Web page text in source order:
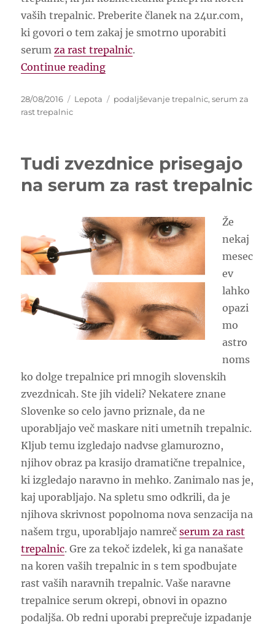
vaših trepalnic. Preberite članek na 24ur.com,
ki govori o tem zakaj je smotrno uporabiti
serumza rast trepalnic.
Continue reading“Ali je serum za rast trepalnic
Posted
on
28/08/2016 Categories
Lepota Tags
podaljševanje trepalnic,serum za
rast trepalnic
Tudi zvezdnice prisegajo
na serum za rast trepalnic
Že
nekaj
mesec
ev
lahko
opazi
mo
astro
noms
ko dolge trepalnice pri mnogih slovenskih
zvezdnicah. Ste jih videli? Nekatere znane
Slovenke so celo javno priznale, da ne
uporabljajo več maskare niti umetnih trepalnic.
Kljub temu izgledajo nadvse glamurozno,
njihov obraz pa krasijo dramatične trepalnice,
ki izgledajo naravno in mehko. Zanimalo nas je,
kaj uporabljajo. Na spletu smo odkrili, da je
njihova skrivnost popolnoma nova senzacija na
našem trgu, uporabljajo namrečserum za rast
trepalnic. Gre za tekoč izdelek, ki ga nanašate
na koren vaših trepalnic in s tem spodbujate
rast vaših naravnih trepalnic. Vaše naravne
trepalnice serum okrepi, obnovi in opazno
podaljša. Ob redni uporabi preprečuje izpadanje